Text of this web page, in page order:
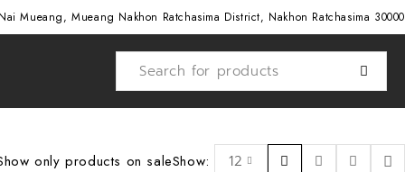
Mueang, Mueang Nakhon Ratchasima District, Nakhon Ratchasima 30000
only products on saleShow: 12